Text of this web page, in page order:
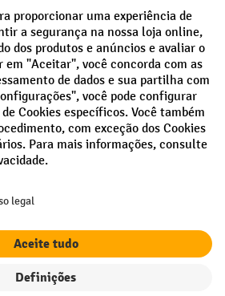
Aviso Legal
custos de envio
durarem os stocks. O desconto não se
vouchers.